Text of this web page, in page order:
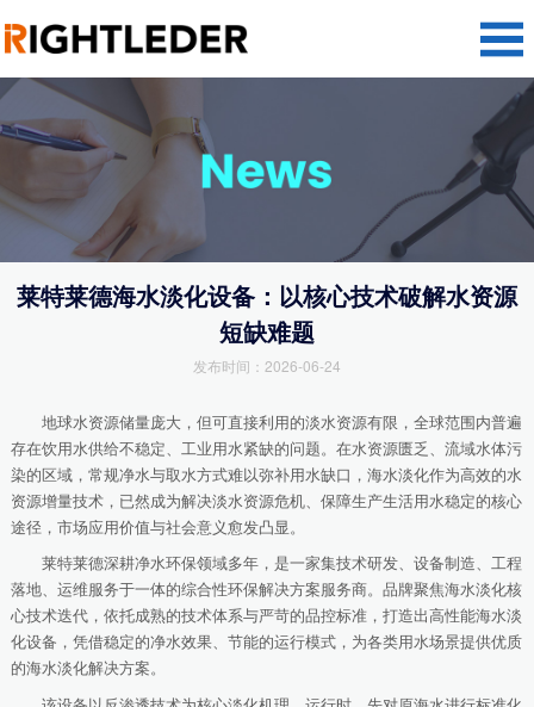
莱特莱德海水淡化设备：以核心技术破解水资源
短缺难题
发布时间：2026-06-24
地球水资源储量庞大，但可直接利用的淡水资源有限，全球范围内普遍
存在饮用水供给不稳定、工业用水紧缺的问题。在水资源匮乏、流域水体污
染的区域，常规净水与取水方式难以弥补用水缺口，海水淡化作为高效的水
资源增量技术，已然成为解决淡水资源危机、保障生产生活用水稳定的核心
途径，市场应用价值与社会意义愈发凸显。
莱特莱德深耕净水环保领域多年，是一家集技术研发、设备制造、工程
落地、运维服务于一体的综合性环保解决方案服务商。品牌聚焦海水淡化核
心技术迭代，依托成熟的技术体系与严苛的品控标准，打造出高性能海水淡
化设备，凭借稳定的净水效果、节能的运行模式，为各类用水场景提供优质
的海水淡化解决方案。